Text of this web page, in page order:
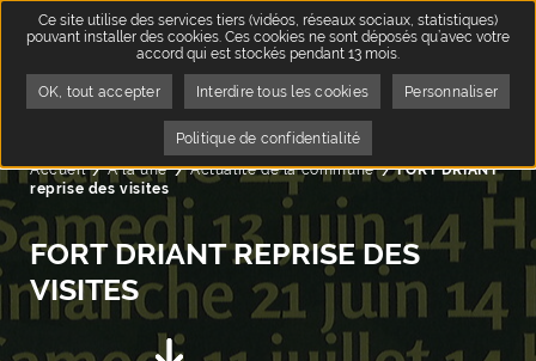
Accueil A la une Page active :
Actualité de la commune
FORT DRIANT
reprise des visites
FORT DRIANT REPRISE DES
VISITES
Aller au contenu suivant
Ce site utilise des services tiers (vidéos, réseaux sociaux, statistiques)
pouvant installer des cookies. Ces cookies ne sont déposés qu’avec votre
accord qui est stockés pendant 13 mois.
OK, tout accepter Interdire tous les cookies Personnaliser
Politique de confidentialité